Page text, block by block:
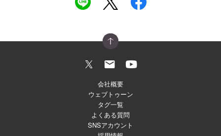
会社概要
ウェブトゥーン
タグ一覧
よくある質問
SNSアカウント